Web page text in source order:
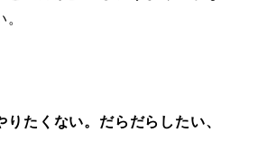
たくない。だらだらしたい、